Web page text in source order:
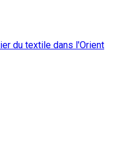
du textile dans l'Orient